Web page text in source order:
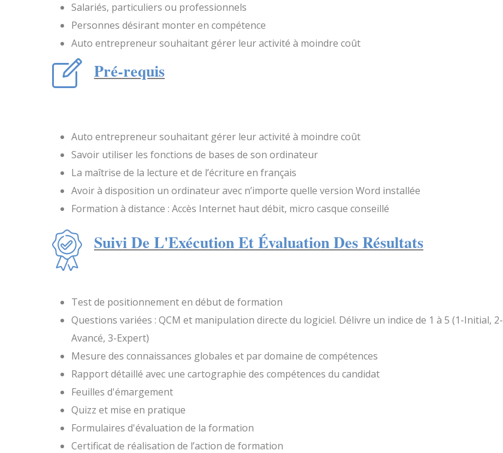
Salariés, particuliers ou professionnels
Personnes désirant monter en compétence
Auto entrepreneur souhaitant gérer leur activité à moindre coût
Pré-requis
Auto entrepreneur souhaitant gérer leur activité à moindre coût
Savoir utiliser les fonctions de bases de son ordinateur
La maîtrise de la lecture et de l’écriture en français
Avoir à disposition un ordinateur avec n’importe quelle version Word installée
Formation à distance : Accès Internet haut débit, micro casque conseillé
Suivi De L'Exécution Et Évaluation Des Résultats
Test de positionnement en début de formation
Questions variées : QCM et manipulation directe du logiciel. Délivre un indice de 1 à 5 (1-Initial, 2-
Avancé, 3-Expert)
Mesure des connaissances globales et par domaine de compétences
Rapport détaillé avec une cartographie des compétences du candidat
Feuilles d'émargement
Quizz et mise en pratique
Formulaires d'évaluation de la formation
Certificat de réalisation de l’action de formation